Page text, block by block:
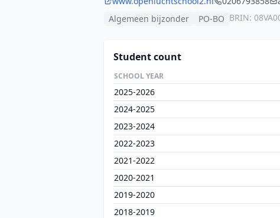
Algemeen bijzonder
PO-BO BRIN:
Student count
SCHOOL YEAR
2025-2026
2024-2025
2023-2024
2022-2023
2021-2022
2020-2021
2019-2020
2018-2019